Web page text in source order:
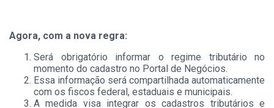
Agora, com a nova regra:
Será obrigatório informar o regime tributário no
momento do cadastro no Portal de Negócios.
Essa informação será compartilhada automaticamente
com os fiscos federal, estaduais e municipais.
A medida visa integrar os cadastros tributários e